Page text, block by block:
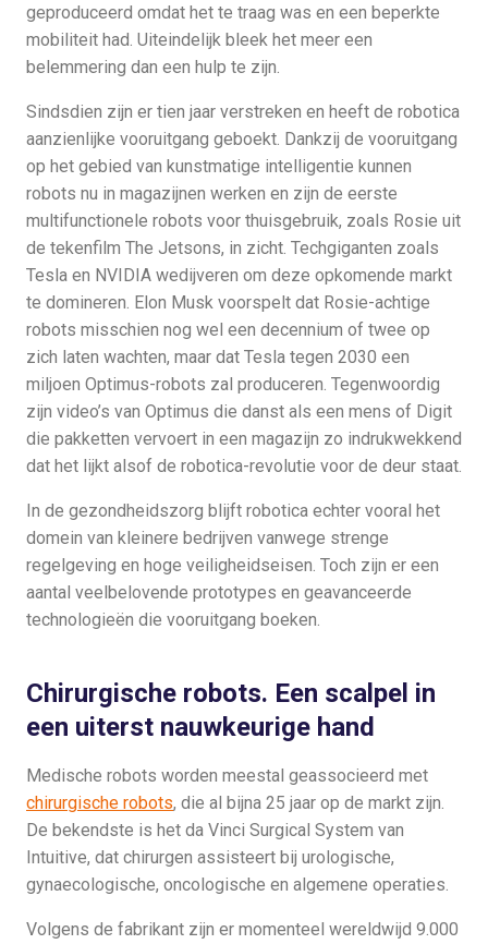
geproduceerd omdat het te traag was en een beperkte
mobiliteit had. Uiteindelijk bleek het meer een
belemmering dan een hulp te zijn.
Sindsdien zijn er tien jaar verstreken en heeft de robotica
aanzienlijke vooruitgang geboekt. Dankzij de vooruitgang
op het gebied van kunstmatige intelligentie kunnen
robots nu in magazijnen werken en zijn de eerste
multifunctionele robots voor thuisgebruik, zoals Rosie uit
de tekenfilm The Jetsons, in zicht. Techgiganten zoals
Tesla en NVIDIA wedijveren om deze opkomende markt
te domineren. Elon Musk voorspelt dat Rosie-achtige
robots misschien nog wel een decennium of twee op
zich laten wachten, maar dat Tesla tegen 2030 een
miljoen Optimus-robots zal produceren. Tegenwoordig
zijn video’s van Optimus die danst als een mens of Digit
die pakketten vervoert in een magazijn zo indrukwekkend
dat het lijkt alsof de robotica-revolutie voor de deur staat.
In de gezondheidszorg blijft robotica echter vooral het
domein van kleinere bedrijven vanwege strenge
regelgeving en hoge veiligheidseisen. Toch zijn er een
aantal veelbelovende prototypes en geavanceerde
technologieën die vooruitgang boeken.
Chirurgische robots. Een scalpel in
een uiterst nauwkeurige hand
Medische robots worden meestal geassocieerd met
chirurgische robots, die al bijna 25 jaar op de markt zijn.
De bekendste is het da Vinci Surgical System van
Intuitive, dat chirurgen assisteert bij urologische,
gynaecologische, oncologische en algemene operaties.
Volgens de fabrikant zijn er momenteel wereldwijd 9.000